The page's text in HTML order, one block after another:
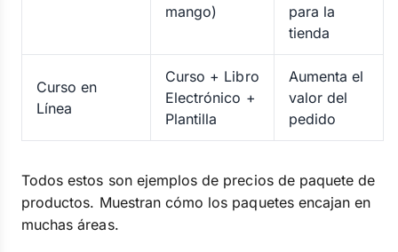
mango)
para la
tienda
Curso en
Línea
Curso + Libro
Electrónico +
Plantilla
Aumenta el
valor del
pedido
Todos estos son ejemplos de precios de paquete de
productos. Muestran cómo los paquetes encajan en
muchas áreas.